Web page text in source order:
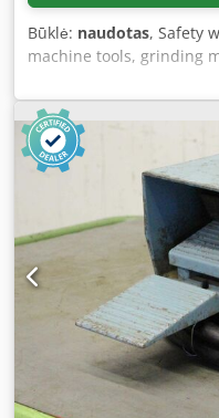
Būklė: naudotas, Safety
machine tools, grinding
Frame: stainless steel -
size: 475 x 425 mm -
Ntlepfx Akwof -Quantity:
-Weight: 6 kg/unit